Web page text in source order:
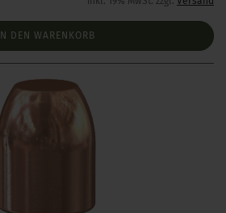
IN DEN WARENKORB